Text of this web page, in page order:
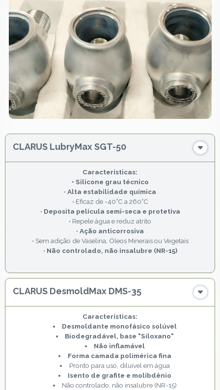
CLARUS LubryMax SGT-50
• Silicone grau técnico
• Alta estabilidade química
• Eficaz de -40°C a 260°C
• Deposita película semi-seca e protetiva
• Repele água e reduz atrito
• Ação anticorrosiva
• Sem adição de Vaselina, Óleos Minerais ou Vegetais
• Não controlado, não insalubre (NR-15)
CLARUS DesmoldMax DMS-35
Desmoldante monofásico solúvel
Biodegradável, base "Siloxano"
Não inflamável
Forma camada polimérica fina
Pronto para uso, diluível em água
Isento de grafite e molibdênio
Não controlado, não insalubre (NR-15)